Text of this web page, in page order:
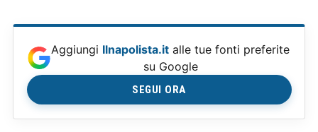
Aggiungi Ilnapolista.it alle tue fonti preferite
su Google
SEGUI ORA